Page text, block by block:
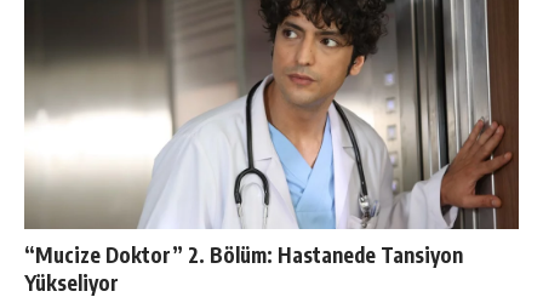
“Mucize Doktor” 2. Bölüm: Hastanede Tansiyon
Yükseliyor